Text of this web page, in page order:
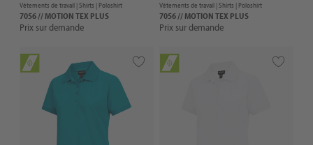
Vêtements de travail |Shirts | Poloshirt
7056 // MOTION TEX PLUS
Prix sur demande
Vêtements de travail |Shirts | Poloshirt
7056 // MOTION TEX PLUS
Prix sur demande